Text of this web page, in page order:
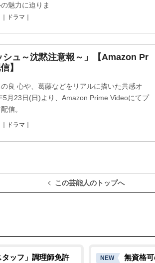
魅力に迫りま
｜ドラマ｜
シュ～沈黙注意報～」【Amazon Pr
】
良 心や、葛藤などをリアルに描いた共感オ
5月23日(日)より、Amazon Prime Videoにてプ
信。
｜ドラマ｜
この芸能人のトップへ
タッフ」調理師免許
NEW 無資格